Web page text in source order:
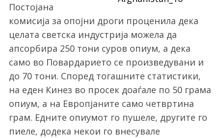
Постојана
комисија за опојни дроги проценила дека
целата светска индустрија можела да
апсорбира 250 тони суров опиум, а дека
само во Повардарието се произведувани и
до 70 тони. Според тогашните статистики,
на еден Кинез во просек доаѓале по 50 грама
опиум, а на Европјаните само четвртина
грам. Едните опиумот го пушеле, другите го
пиеле, додека некои го внесувале